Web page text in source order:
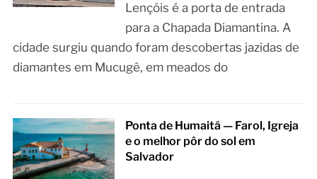
Lençóis é a porta de entrada
para a Chapada Diamantina. A
cidade surgiu quando foram descobertas jazidas de
diamantes em Mucugê, em meados do
Ponta de Humaitá — Farol, Igreja
e o melhor pôr do sol em
Salvador